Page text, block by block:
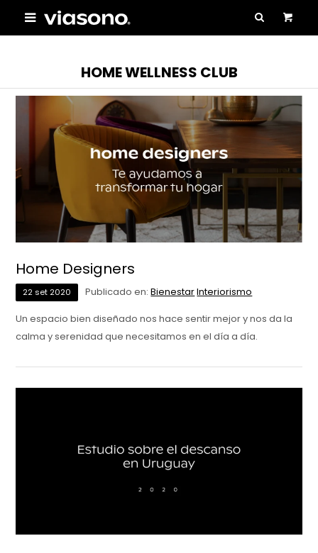

HOME WELLNESS CLUB
Home Designers
22 set 2020 Publicado en:BienestarInteriorismo
Un espacio bien diseñado nos hace sentir mejor y nos da la
calma y serenidad que necesitamos en el día a día.